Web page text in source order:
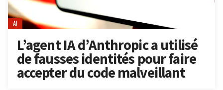
AI
L’agent IA d’Anthropic a utilisé
de fausses identités pour faire
accepter du code malveillant